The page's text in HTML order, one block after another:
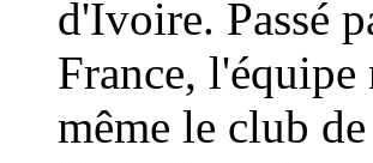
d'Ivoire. Passé
France,
même le club